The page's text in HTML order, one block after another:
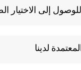
إلى الاختيار الصحيح
لدينا